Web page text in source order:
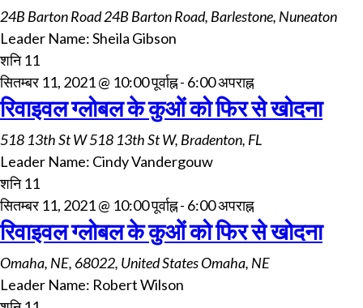
24B Barton Road24B Barton Road, Barlestone, Nuneaton
Leader Name: Sheila Gibson
शनि11
सितम्बर 11, 2021 @ 10:00 पूर्वाह्न- 6:00 अपराह्न
रिवाइवल ग्लोबल के कुओं को फिर से खोदना
518 13th St W518 13th St W, Bradenton, FL
Leader Name: Cindy Vandergouw
शनि11
सितम्बर 11, 2021 @ 10:00 पूर्वाह्न- 6:00 अपराह्न
रिवाइवल ग्लोबल के कुओं को फिर से खोदना
Omaha, NE, 68022, United StatesOmaha, NE
Leader Name: Robert Wilson